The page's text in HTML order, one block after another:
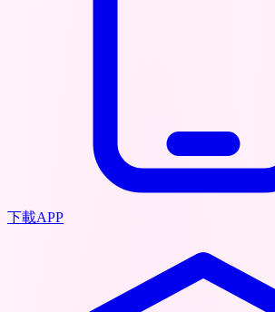
下載APP